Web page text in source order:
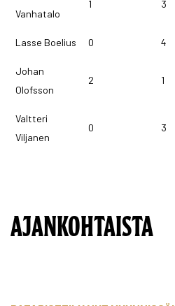
Vanhatalo
1 3
Lasse Boelius 0 4
Johan
Olofsson
2 1
Valtteri
Viljanen
0 3
AJANKOHTAISTA